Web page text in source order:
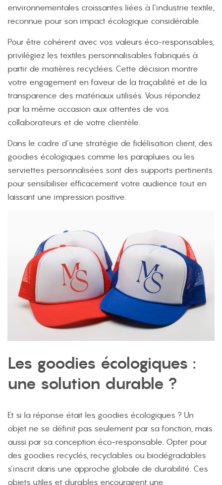
environnementales croissantes liées à l’industrie textile,
reconnue pour son impact écologique considérable.
Pour être cohérent avec vos valeurs éco-responsables,
privilégiez les textiles personnalisables fabriqués à
partir de matières recyclées. Cette décision montre
votre engagement en faveur de la traçabilité et de la
transparence des matériaux utilisés. Vous répondez
par la même occasion aux attentes de vos
collaborateurs et de votre clientèle.
Dans le cadre d’une stratégie de fidélisation client, des
goodies écologiques comme les parapluies ou les
serviettes personnalisées sont des supports pertinents
pour sensibiliser efficacement votre audience tout en
laissant une impression positive.
Les goodies écologiques :
une solution durable ?
Et si la réponse était les goodies écologiques ? Un
objet ne se définit pas seulement par sa fonction, mais
aussi par sa conception éco-responsable. Opter pour
des goodies recyclés, recyclables ou biodégradables
s’inscrit dans une approche globale de durabilité. Ces
objets utiles et durables encouragent une